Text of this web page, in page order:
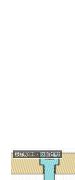
機械加工・図面知識